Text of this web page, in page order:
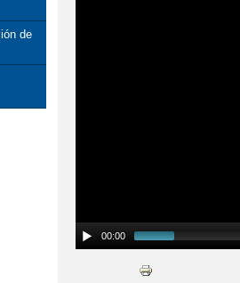
de
00:00